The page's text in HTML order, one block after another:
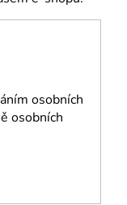
osobních
osobních